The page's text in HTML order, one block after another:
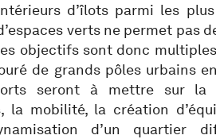
d’îlots parmi les
verts ne permet pas
objectifs sont donc multiples
de grands pôles urbains
seront à mettre sur la
la mobilité, la création
d’un quartier